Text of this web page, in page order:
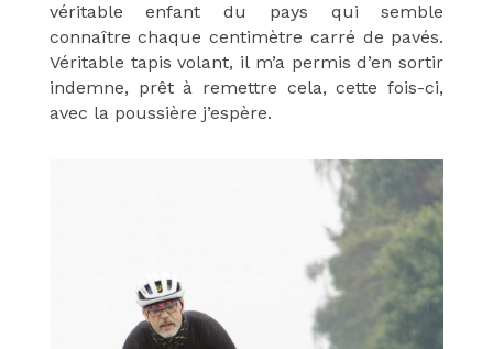
véritable enfant du pays qui semble
connaître chaque centimètre carré de pavés.
Véritable tapis volant, il m’a permis d’en sortir
indemne, prêt à remettre cela, cette fois-ci,
avec la poussière j’espère.